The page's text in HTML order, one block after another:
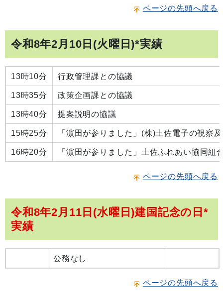
ページの先頭へ戻る
令和8年2月10日(火曜日)*実績
13時10分 行政管理課との協議
13時35分 政策企画課との協議
13時40分 提案説明の協議
15時25分 「濵田が参りました」(株)土佐電子の視察
16時20分 「濵田が参りました」土佐ふれあい協同組
ページの先頭へ戻る
令和8年2月11日(水曜日)建国記念の日*
実績
公務なし
ページの先頭へ戻る